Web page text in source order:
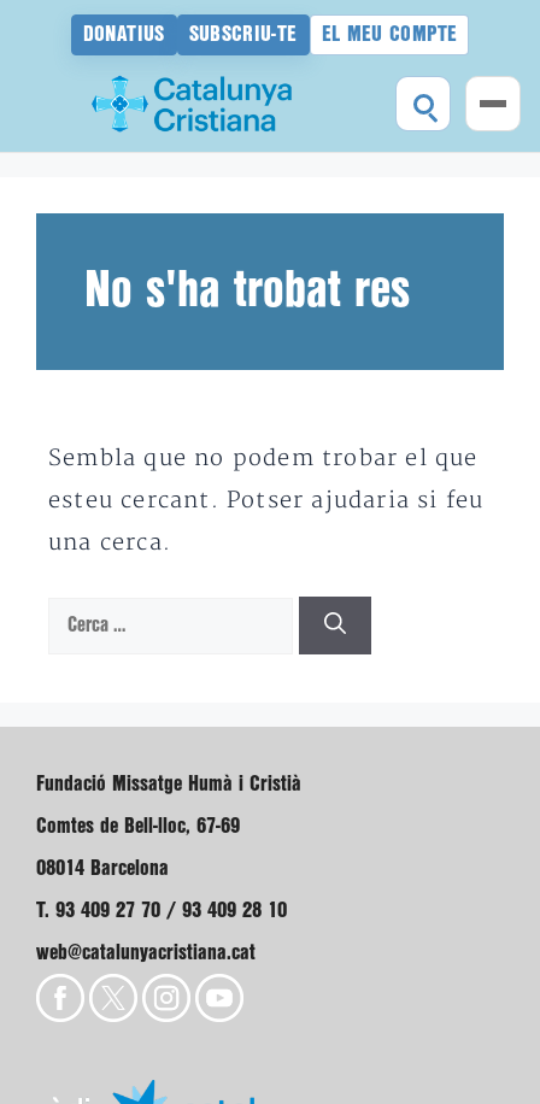
DONATIUS SUBSCRIU-TE EL MEU COMPTE
No s'ha trobat res
Sembla que no podem trobar el que
esteu cercant. Potser ajudaria si feu
una cerca.
Cerca:
Fundació Missatge Humà i Cristià
Comtes de Bell-lloc, 67-69
08014 Barcelona
T. 93 409 27 70 / 93 409 28 10
web@catalunyacristiana.cat